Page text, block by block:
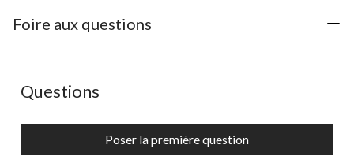
Foire aux questions
Aucune question n'a été posée sur ce produit.
Questions
Poser la première question